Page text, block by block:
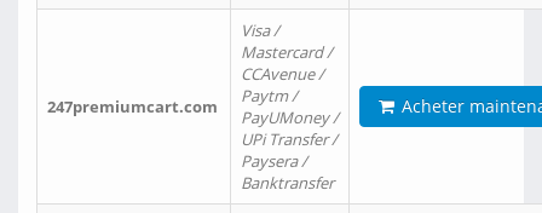
247premiumcart.com
Visa /
Mastercard /
CCAvenue /
Paytm /
PayUMoney /
UPi Transfer /
Paysera /
Banktransfer
Acheter